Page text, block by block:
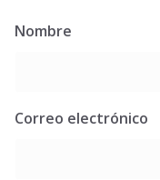
Nombre
Correo electrónico